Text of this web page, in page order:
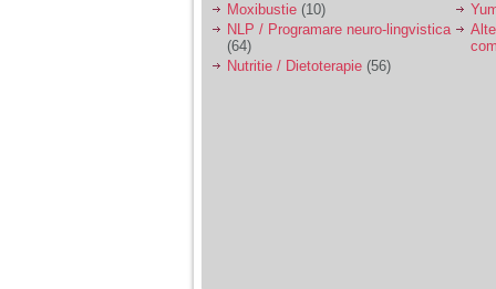
Moxibustie (10)
NLP / Programare neuro-lingvistica
(64)
Nutritie / Dietoterapie (56)